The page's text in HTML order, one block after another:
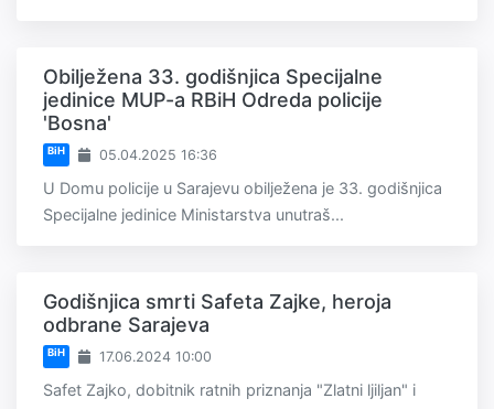
Obilježena 33. godišnjica Specijalne
jedinice MUP-a RBiH Odreda policije
'Bosna'
BiH 05.04.2025 16:36
U Domu policije u Sarajevu obilježena je 33. godišnjica
Specijalne jedinice Ministarstva unutraš...
Godišnjica smrti Safeta Zajke, heroja
odbrane Sarajeva
BiH 17.06.2024 10:00
Safet Zajko, dobitnik ratnih priznanja "Zlatni ljiljan" i